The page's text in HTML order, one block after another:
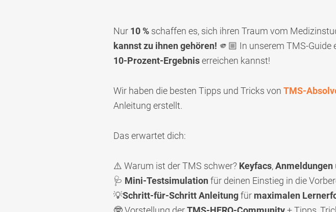
Nur 10 % schaffen es, sich ihren Traum vom
kannst zu ihnen gehören! 🫵🏼 In unserem TMS-Guide
10-Prozent-Ergebniserreichen kannst!
Wir haben die besten Tipps und Tricks von TMS-
Anleitung erstellt.
Das erwartet dich:
⚠️ Warum ist der TMS schwer? Keyfacs,Anmeldungen
🩺 Mini-Testsimulation für deinen Einstieg in die
💡Schritt-für-Schritt Anleitungfür maximalen